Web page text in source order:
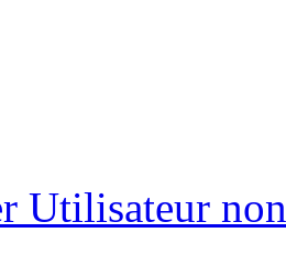
Utilisateur